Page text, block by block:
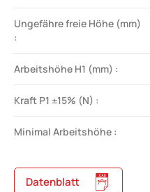
Ungefähre freie Höhe (mm)
:
Arbeitshöhe H1 (mm) :
Kraft P1 ±15% (N) :
Minimal Arbeitshöhe :
Datenblatt